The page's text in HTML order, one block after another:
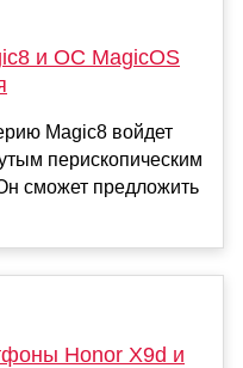
и ОС MagicOS
Magic8 войдет
перископическим
сможет предложить
Honor X9d и